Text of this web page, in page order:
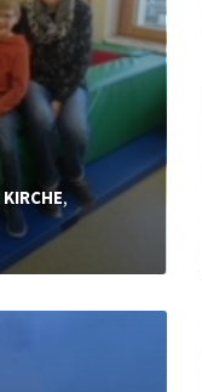
KIRCHE,